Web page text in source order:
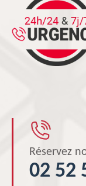
Réservez
02 52